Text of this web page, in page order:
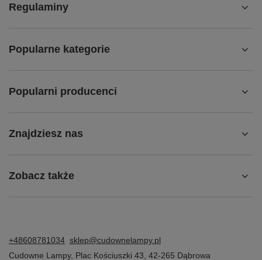
Regulaminy
Popularne kategorie
Popularni producenci
Znajdziesz nas
Zobacz także
+48608781034 sklep@cudownelampy.pl
Cudowne Lampy, Plac Kościuszki 43 42-265 Dąbrowa